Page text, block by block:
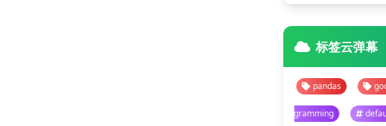
标签云弹幕
pandas google
programming